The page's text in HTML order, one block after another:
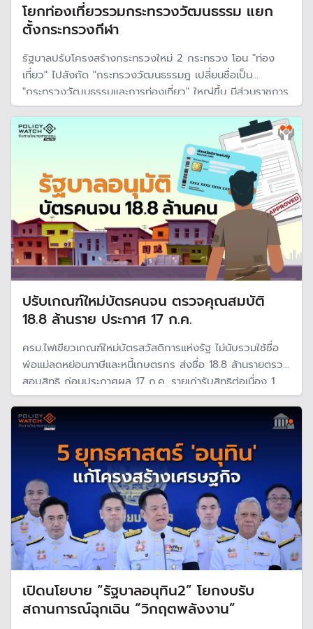
โยกท่องเที่ยวรวมกระทรวงวัฒนธรรม แยก
ตั้งกระทรวงกีฬา
รัฐบาลปรับโครงสร้างกระทรวงใหม่ 2 กระทรวง โอน "ท่อง
เที่ยว" ไปสังกัด "กระทรวงวัฒนธรรมฎ เปลี่ยนชื่อเป็น
"กระทรวงวัฒนธรรมและการท่องเที่ยว" ใหญ่ขึ้น มีส่วนราชการ
7 หน่วยงาน ส่วนที่เหลือเป็น "กระทรวงกีฬา" เล็กลงทันทีเหลือ
3 หน่วยงาน สั่งห้ามเพิ่มคนและโยกย้ายจนกว่าจะปรับเสร็จ
ปรับเกณฑ์ใหม่บัตรคนจน ตรวจคุณสมบัติ
18.8 ล้านราย ประกาศ 17 ก.ค.
ครม.ไฟเขียวเกณฑ์ใหม่บัตรสวัสดิการแห่งรัฐ ไม่นับรวมใช้ชื่อ
พ่อแม่ลดหย่อนภาษีและหนี้เกษตรกร ส่งชื่อ 18.8 ล้านรายตรวจ
สอบสิทธิ ก่อนประกาศผล 17 ก.ค. รายเก่ารับสิทธิต่อเนื่อง 1
ส.ค. และรายใหม่เริ่ม 1 ต.ค. คลังพร้อมเพิ่มงบประมาณ หาก
วงเงินเดิมไม่เพียงพอ
เปิดนโยบาย “รัฐบาลอนุทิน2” โยกงบรับ
สถานการณ์ฉุกเฉิน “วิกฤตพลังงาน”